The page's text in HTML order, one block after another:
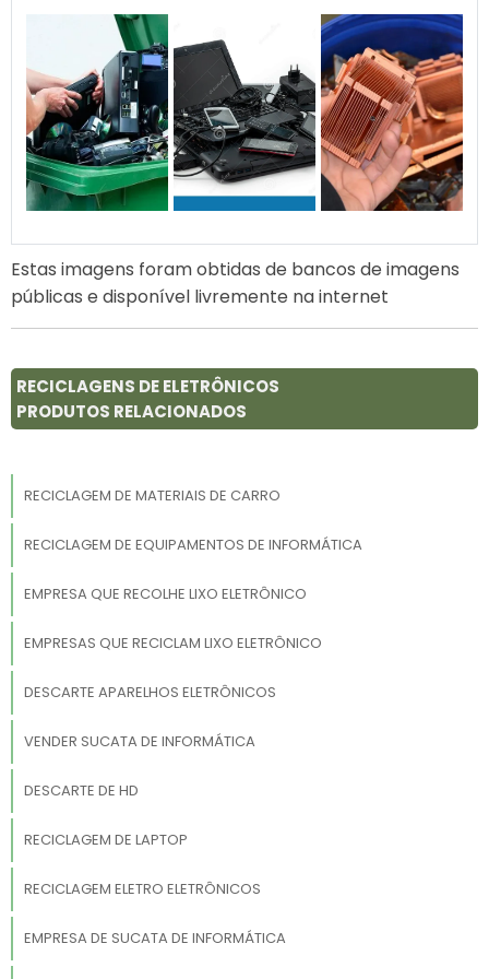
Estas imagens foram obtidas de bancos de imagens
públicas e disponível livremente na internet
RECICLAGENS DE ELETRÔNICOS
PRODUTOS RELACIONADOS
RECICLAGEM DE MATERIAIS DE CARRO
RECICLAGEM DE EQUIPAMENTOS DE INFORMÁTICA
EMPRESA QUE RECOLHE LIXO ELETRÔNICO
EMPRESAS QUE RECICLAM LIXO ELETRÔNICO
DESCARTE APARELHOS ELETRÔNICOS
VENDER SUCATA DE INFORMÁTICA
DESCARTE DE HD
RECICLAGEM DE LAPTOP
RECICLAGEM ELETRO ELETRÔNICOS
EMPRESA DE SUCATA DE INFORMÁTICA